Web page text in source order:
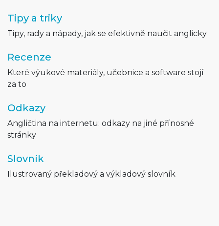
Tipy a triky
Tipy, rady a nápady, jak se efektivně naučit anglicky
Recenze
Které výukové materiály, učebnice a software stojí
za to
Odkazy
Angličtina na internetu: odkazy na jiné přínosné
stránky
Slovník
Ilustrovaný překladový a výkladový slovník